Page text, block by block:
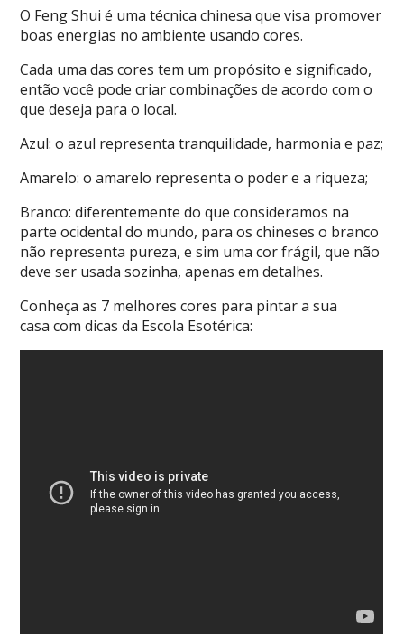
O Feng Shui é uma técnica chinesa que visa promover
boas energias no ambiente usando cores.
Cada uma das cores tem um propósito e significado,
então você pode criar combinações de acordo com o
que deseja para o local.
Azul: o azul representa tranquilidade, harmonia e paz;
Amarelo: o amarelo representa o poder e a riqueza;
Branco: diferentemente do que consideramos na
parte ocidental do mundo, para os chineses o branco
não representa pureza, e sim uma cor frágil, que não
deve ser usada sozinha, apenas em detalhes.
Conheçaas 7 melhores cores para pintar a sua
casa com dicas da Escola Esotérica: